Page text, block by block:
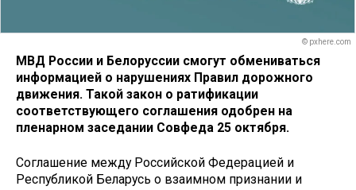
© pxhere.com
МВД России и Белоруссии смогут обмениваться
информацией о нарушениях Правил дорожного
движения. Такой закон о ратификации
соответствующего соглашения одобрен на
пленарном заседании Совфеда 25 октября.
Соглашение между Российской Федерацией и
Республикой Беларусь о взаимном признании и